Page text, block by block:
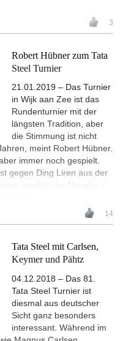
3
Robert Hübner zum Tata
Steel Turnier
21.01.2019 – Das Turnier
in Wijk aan Zee ist das
Rundenturnier mit der
längsten Tradition, aber
die Stimmung ist nicht
meint Robert Hübner.
immer noch gespielt.
gegen Ding Liren aus der
analytische Neugier. |
14
Tata Steel mit Carlsen,
Keymer und Pähtz
04.12.2018 – Das 81.
Tata Steel Turnier ist
diesmal aus deutscher
Sicht ganz besonders
interessant. Während im